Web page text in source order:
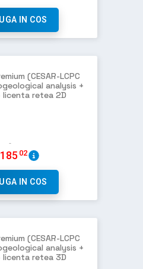
IN COS
(CESAR-LCPC
analysis +
licenta retea 2D
02
IN COS
(CESAR-LCPC
analysis +
licenta retea 3D